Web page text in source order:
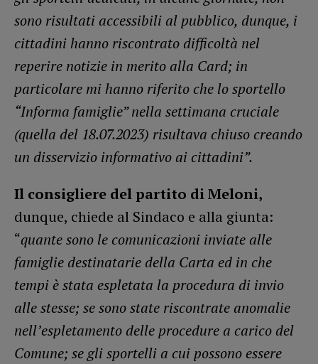
sono risultati accessibili al pubblico, dunque, i
cittadini hanno riscontrato difficoltà nel
reperire notizie in merito alla Card; in
particolare mi hanno riferito che lo sportello
“Informa famiglie” nella settimana cruciale
(quella del 18.07.2023) risultava chiuso creando
un disservizio informativo ai cittadini”.
Il consigliere del partito di Meloni,
dunque, chiede al Sindaco e alla giunta:
“quante sono le comunicazioni inviate alle
famiglie destinatarie della Carta ed in che
tempi è stata espletata la procedura di invio
alle stesse; se sono state riscontrate anomalie
nell’espletamento delle procedure a carico del
Comune; se gli sportelli a cui possono essere